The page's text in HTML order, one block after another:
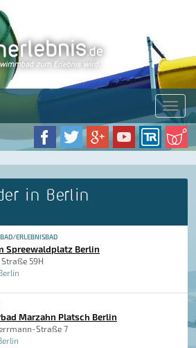
Menü
in Berlin
ERLEBNISBAD
Spreewaldplatz Berlin
59H
Marzahn Platsch Berlin
Straße 7